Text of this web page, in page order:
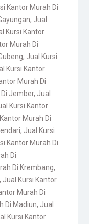
Kantor Murah Di
, Jual
Kursi Kantor
Murah Di
, Jual Kursi
Kursi Kantor
Murah Di
Jember, Jual
Kursi Kantor
Murah Di
, Jual Kursi
Kantor Murah Di
Di
Di Krembang,
, Jual Kursi Kantor
Murah Di
Di Madiun, Jual
Kursi Kantor